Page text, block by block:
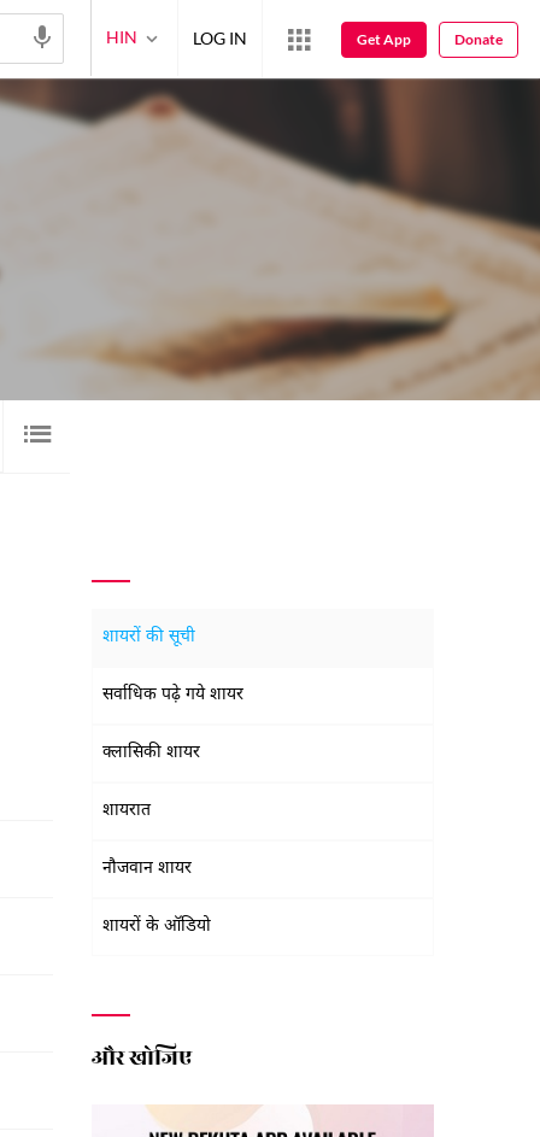
शायरों की सूची
सर्वाधिक पढ़े गये शायर
क्लासिकी शायर
शायरात
नौजवान शायर
शायरों के ऑडियो
और खोजिए
HIN LOG IN Get App Donate